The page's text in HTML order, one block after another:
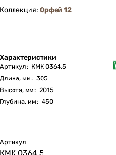
Коллекция: Орфей 12
Характеристики
Артикул: КМК 0364.5
Длина, мм: 305
Высота, мм: 2015
Глубина, мм: 450
Артикул
КМК 0364.5